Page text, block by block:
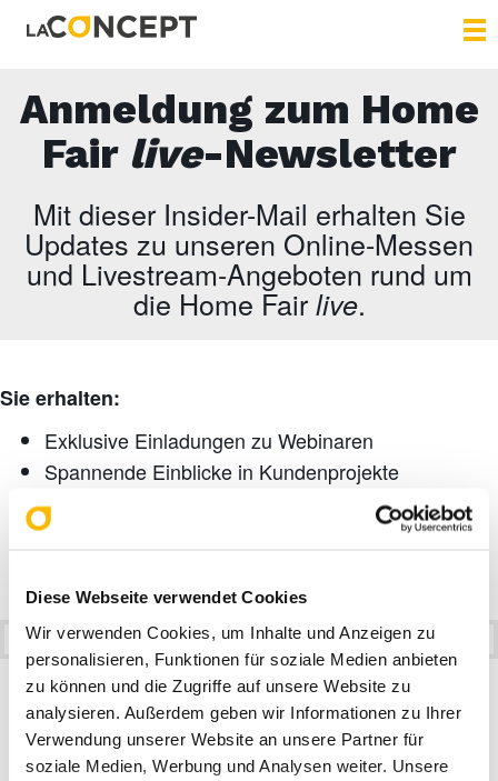
Diese Webseite verwendet Cookies
Wir verwenden Cookies, um Inhalte und Anzeigen zu
personalisieren, Funktionen für soziale Medien anbieten
zu können und die Zugriffe auf unsere Website zu
analysieren. Außerdem geben wir Informationen zu Ihrer
Verwendung unserer Website an unsere Partner für
soziale Medien, Werbung und Analysen weiter. Unsere
Anmeldung zum Home
Fair live-Newsletter
Mit dieser Insider-Mail erhalten Sie
Updates zu unseren Online-Messen
und Livestream-Angeboten rund um
die Home Fair live.
Sie erhalten:
Exklusive Einladungen zu Webinaren
Spannende Einblicke in Kundenprojekte
Updates zu neuen Produkten und Angeboten
Individuelle Informationen passend auf Sie
Dienstleistungen/Waren der LA CONCEPT GmbH zu erhalten. Die erteilte
Einwilligung kann ich jederzeit mit Wirkung für die Zukunft in jeder